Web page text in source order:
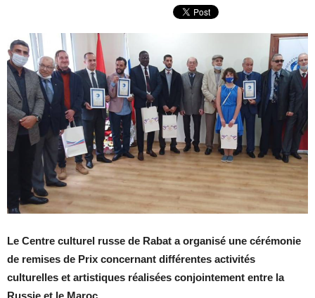
Le Centre culturel russe de Rabat a organisé une cérémonie
de remises de Prix concernant différentes activités
culturelles et artistiques réalisées conjointement entre la
Russie et le Maroc.